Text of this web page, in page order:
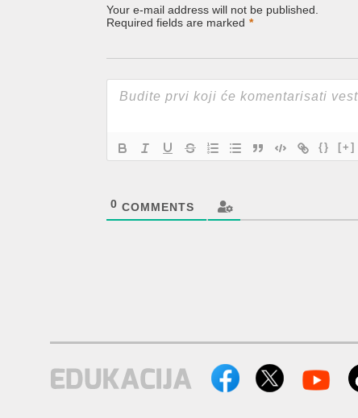
Your e-mail address will not be published.
Required fields are marked *
{} [+]
0 COMMENTS